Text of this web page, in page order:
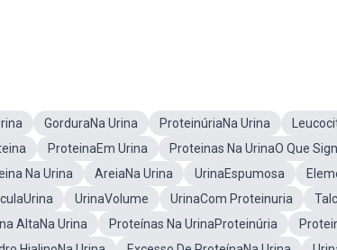
GorduraNa Urina ProteinúriaNa Urina
ProteinaEm Urina Proteinas Na UrinaO Que
Na Urina AreiaNa Urina UrinaEspumosa
UrinaVolume UrinaCom Proteinuria
AltaNa Urina Proteínas Na UrinaProteinúria